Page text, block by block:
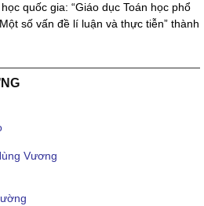
quốc gia: “Giáo dục Toán học phổ
số vấn đề lí luận và thực tiễn” thành
Vương